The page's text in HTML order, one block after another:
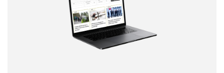
Correo electrónico
Tipo de comentario